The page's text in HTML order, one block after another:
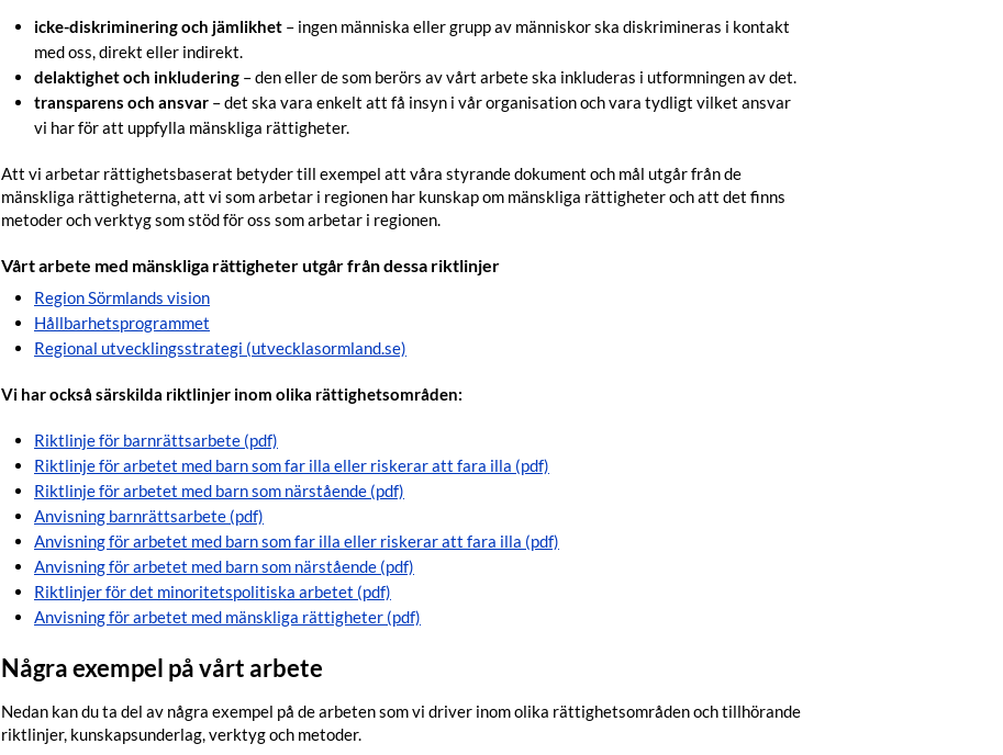
icke-diskriminering och jämlikhet – ingen människa eller grupp av människor ska diskrimineras i kontakt
med oss, direkt eller indirekt.
delaktighet och inkludering – den eller de som berörs av vårt arbete ska inkluderas i utformningen av det.
transparens och ansvar – det ska vara enkelt att få insyn i vår organisation och vara tydligt vilket ansvar
vi har för att uppfylla mänskliga rättigheter.
Att vi arbetar rättighetsbaserat betyder till exempel att våra styrande dokument och mål utgår från de
mänskliga rättigheterna, att vi som arbetar i regionen har kunskap om mänskliga rättigheter och att det finns
metoder och verktyg som stöd för oss som arbetar i regionen.
Vårt arbete med mänskliga rättigheter utgår från dessa riktlinjer
Region Sörmlands vision
Hållbarhetsprogrammet
Regional utvecklingsstrategi (utvecklasormland.se)
Vi har också särskilda riktlinjer inom olika rättighetsområden:
Riktlinje för barnrättsarbete (pdf)
Riktlinje för arbetet med barn som far illa eller riskerar att fara illa (pdf)
Riktlinje för arbetet med barn som närstående (pdf)
Anvisning barnrättsarbete (pdf)
Anvisning för arbetet med barn som far illa eller riskerar att fara illa (pdf)
Anvisning för arbetet med barn som närstående (pdf)
Riktlinjer för det minoritetspolitiska arbetet (pdf)
Anvisning för arbetet med mänskliga rättigheter (pdf)
Några exempel på vårt arbete
Nedan kan du ta del av några exempel på de arbeten som vi driver inom olika rättighetsområden och tillhörande
riktlinjer, kunskapsunderlag, verktyg och metoder.